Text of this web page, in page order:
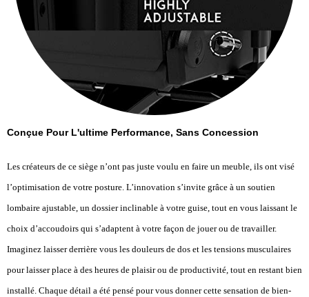
Conçue Pour L'ultime Performance, Sans Concession
Les créateurs de ce siège n’ont pas juste voulu en faire un meuble, ils ont visé
l’optimisation de votre posture. L’innovation s’invite grâce à un soutien
lombaire ajustable, un dossier inclinable à votre guise, tout en vous laissant le
choix d’accoudoirs qui s’adaptent à votre façon de jouer ou de travailler.
Imaginez laisser derrière vous les douleurs de dos et les tensions musculaires
pour laisser place à des heures de plaisir ou de productivité, tout en restant bien
installé. Chaque détail a été pensé pour vous donner cette sensation de bien-